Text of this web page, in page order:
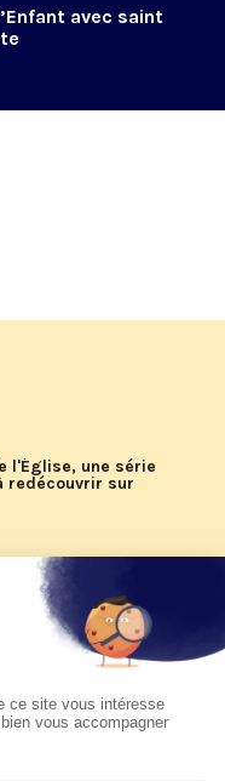
avec saint
l'Église, une série
redécouvrir sur
2026 de KTO
du pape Léon
sur KTO le